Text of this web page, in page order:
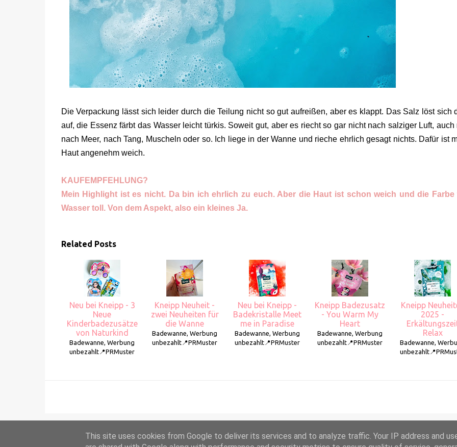
Die Verpackung lässt sich leider durch die Teilung nicht so gut aufreißen, aber es klappt. Das Salz löst sich
auf, die Essenz färbt das Wasser leicht türkis. Soweit gut, aber es riecht so gar nicht nach salziger Luft, auch
nach Meer, nach Tang, Muscheln oder so. Ich liege in der Wanne und rieche ehrlich gesagt nichts. Dafür ist
Haut angenehm weich.
KAUFEMPFEHLUNG?
Mein Highlight ist es nicht. Da bin ich ehrlich zu euch. Aber die Haut ist schon weich und die Farbe
Wasser toll. Von dem Aspekt, also ein kleines Ja.
Related Posts
Neu bei Kneipp - 3
Neue
Kinderbadezusätze
von Naturkind
Badewanne, Werbung
unbezahlt📍PRMuster
Kneipp Neuheit -
zwei Neuheiten für
die Wanne
Badewanne, Werbung
unbezahlt📍PRMuster
Neu bei Kneipp -
Badekristalle Meet
me in Paradise
Badewanne, Werbung
unbezahlt📍PRMuster
Kneipp Badezusatz
- You Warm My
Heart
Badewanne, Werbung
unbezahlt📍PRMuster
Kneipp
2025 -
Relax
Badewanne,
Powered by Blogger
This site uses cookies from Google to deliver its services and to analyze traffic. Your IP address and